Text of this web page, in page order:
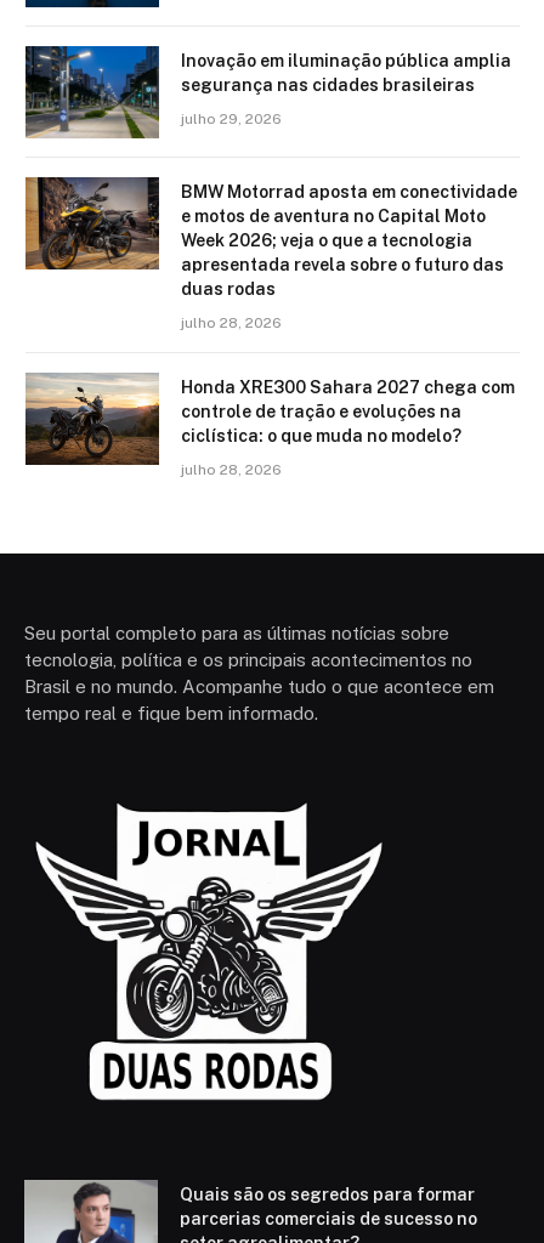
Inovação em iluminação pública amplia
segurança nas cidades brasileiras
julho 29, 2026
BMW Motorrad aposta em conectividade
e motos de aventura no Capital Moto
Week 2026; veja o que a tecnologia
apresentada revela sobre o futuro das
duas rodas
julho 28, 2026
Honda XRE300 Sahara 2027 chega com
controle de tração e evoluções na
ciclística: o que muda no modelo?
julho 28, 2026
Seu portal completo para as últimas notícias sobre
tecnologia, política e os principais acontecimentos no
Brasil e no mundo. Acompanhe tudo o que acontece em
tempo real e fique bem informado.
Quais são os segredos para formar
parcerias comerciais de sucesso no